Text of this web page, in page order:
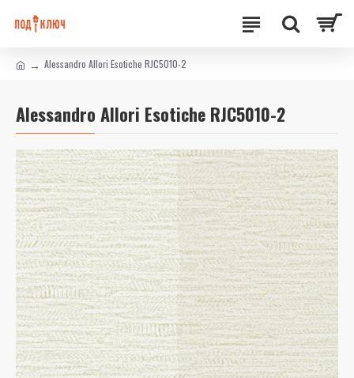
Alessandro Allori Esotiche RJC5010-2
Alessandro Allori Esotiche RJC5010-2